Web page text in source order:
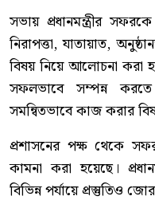
সভায় প্রধানমন্ত্রীর
নিরাপত্তা, যাতায়াত,
বিষয় নিয়ে আলোচনা করা
সফলভাবে সম্পন্ন
সমন্বিতভাবে কাজ করার
প্রশাসনের পক্ষ থেকে
কামনা করা হয়েছে।
বিভিন্ন পর্যায়ে প্রস্তুতিও